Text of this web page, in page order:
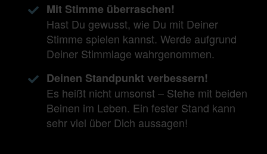
Mit Stimme überraschen!
Hast Du gewusst, wie Du mit Deiner
Stimme spielen kannst. Werde aufgrund
Deiner Stimmlage wahrgenommen.
Deinen Standpunkt verbessern!
Es heißt nicht umsonst – Stehe mit beiden
Beinen im Leben. Ein fester Stand kann
sehr viel über Dich aussagen!